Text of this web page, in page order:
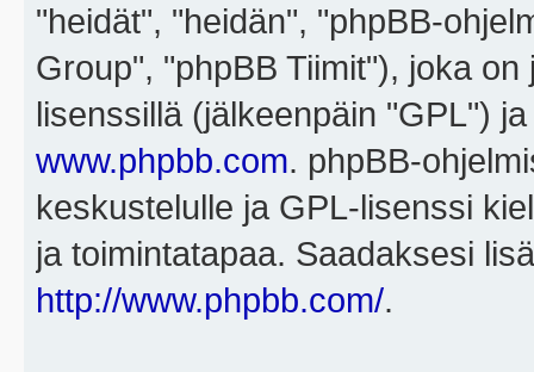
"heidät", "heidän", "phpBB-
Group", "phpBB Tiimit"), joka on
lisenssillä (jälkeenpäin "GPL")
www.phpbb.com. phpBB-
keskustelulle ja GPL-lisenssi
ja toimintatapaa. Saadaksesi
http://www.phpbb.com/.